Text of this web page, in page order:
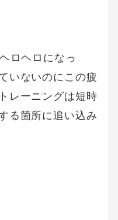
ロヘロになっ
いないのにこの疲
レーニングは短時
る箇所に追い込み